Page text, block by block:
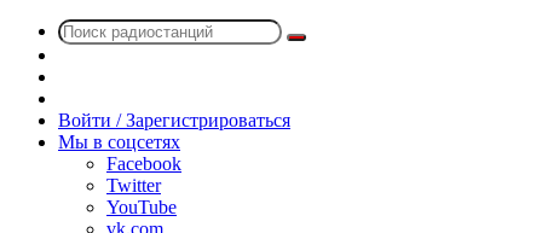
Поиск
радио
Войти / Зарегистрироваться
Мы в соцсетях
Facebook
Twitter
YouTube
vk.com